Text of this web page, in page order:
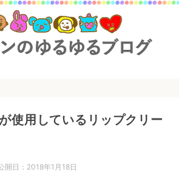
使用しているリップクリー
開日： 2018年1月18日